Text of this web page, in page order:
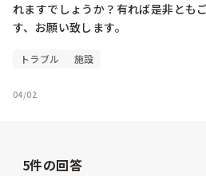
れますでしょうか？有れば是非とも
す、お願い致します。
トラブル 施設
04/02
5件の回答